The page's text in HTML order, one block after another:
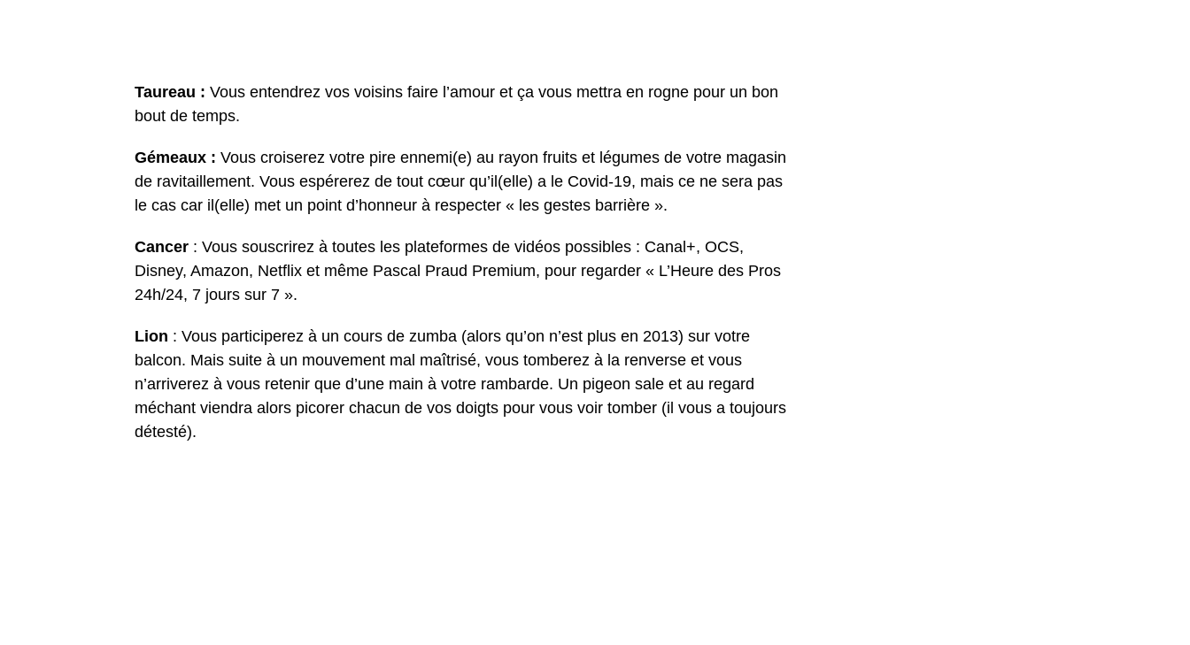
Taureau : Vous entendrez vos voisins faire l’amour et ça vous mettra en rogne pour un bon
bout de temps.
Gémeaux : Vous croiserez votre pire ennemi(e) au rayon fruits et légumes de votre magasin
de ravitaillement. Vous espérerez de tout cœur qu’il(elle) a le Covid-19, mais ce ne sera pas
le cas car il(elle) met un point d’honneur à respecter « les gestes barrière ».
Cancer : Vous souscrirez à toutes les plateformes de vidéos possibles : Canal+, OCS,
Disney, Amazon, Netflix et même Pascal Praud Premium, pour regarder « L’Heure des Pros
24h/24, 7 jours sur 7 ».
Lion : Vous participerez à un cours de zumba (alors qu’on n’est plus en 2013) sur votre
balcon. Mais suite à un mouvement mal maîtrisé, vous tomberez à la renverse et vous
n’arriverez à vous retenir que d’une main à votre rambarde. Un pigeon sale et au regard
méchant viendra alors picorer chacun de vos doigts pour vous voir tomber (il vous a toujours
détesté).